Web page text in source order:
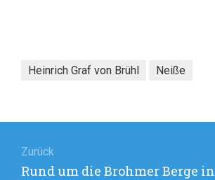
Heinrich Graf von Brühl Neiße
Zurück
Vorheriger
Rund um die Brohmer Berge in